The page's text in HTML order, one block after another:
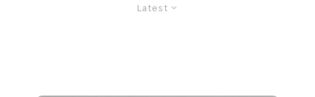
Latest